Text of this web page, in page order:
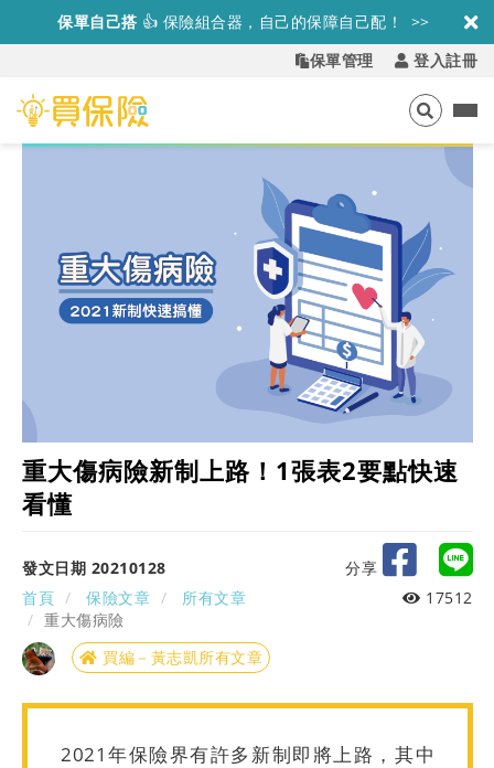
保單自己搭 👍 保險組合器，自己的保障自己配！ >>
保單管理
登入註冊
重大傷病險新制上路！1張表2要點快速
看懂
發文日期 20210128
分享
首頁
保險文章
所有文章
重大傷病險
17512
買編－黃志凱所有文章
2021年保險界有許多新制即將上路，其中